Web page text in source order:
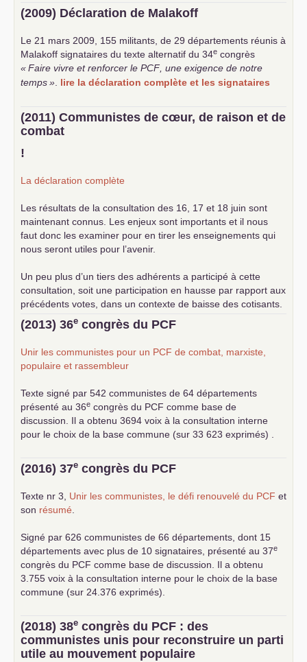
(2009) Déclaration de Malakoff
Le 21 mars 2009, 155 militants, de 29 départements réunis à
Malakoff signataires du texte alternatif du 34e congrès
«Faire vivre et renforcer le PCF , une exigence de notre
temps» lire la déclaration complète et les signataires
(2011) Communistes de cœur, de raison et de
combat
!
La déclaration complète
Les résultats de la consultation des 16, 17 et 18 juin sont
maintenant connus. Les enjeux sont importants et il nous
faut donc les examiner pour en tirer les enseignements qui
nous seront utiles pour l’avenir.
Un peu plus d’un tiers des adhérents a participé à cette
consultation, soit une participation en hausse par rapport aux
précédents votes, dans un contexte de baisse des cotisants.
... lire la suite
(2013) 36e congrès du PCF
Unir les communistes pour un PCF de combat, marxiste,
populaire et rassembleur
Texte signé par 542 communistes de 64 départements
présenté au 36e congrès du PCF comme base de
discussion. Il a obtenu 3694 voix à la consultation interne
pour le choix de la base commune (sur 33 623 exprimés) .
(2016) 37e congrès du PCF
Texte nr 3, Unir les communistes, le défi renouvelé du PCF et
son résumé
Signé par 626 communistes de 66 départements, dont 15
départements avec plus de 10 signataires, présenté au 37e
congrès du PCF comme base de discussion. Il a obtenu
3.755 voix à la consultation interne pour le choix de la base
commune (sur 24.376 exprimés).
(2018) 38e congrès du PCF : des
communistes unis pour reconstruire un parti
utile au mouvement populaire